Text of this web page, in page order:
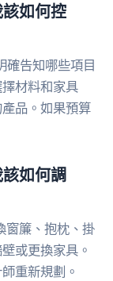
如何控
確告知哪些項目
材料和家具
品。如果預算
如何調
窗簾、抱枕、掛
或更換家具。
重新規劃。